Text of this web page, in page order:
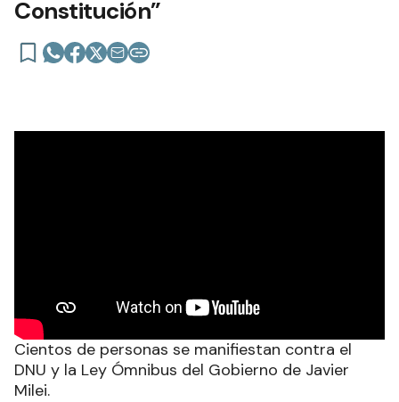
Constitución”
Cientos de personas se manifiestan contra el
DNU y la Ley Ómnibus del Gobierno de Javier
Milei.